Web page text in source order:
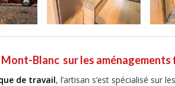
Blanc sur les aménagements
de travail, l’artisan s’est spécialisé sur